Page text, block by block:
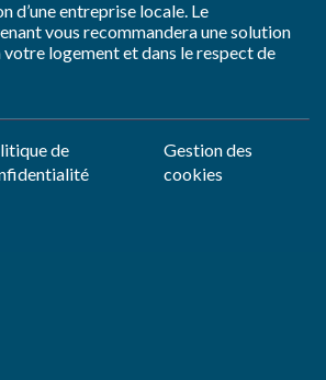
d’une entreprise locale. Le
vous recommandera une solution
votre logement et dans le respect de
de
Gestion des
cookies